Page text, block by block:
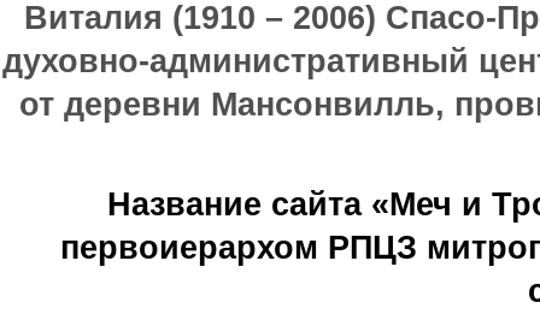
Виталия (1910 – 2006) Спасо-
духовно-административный
от деревни Мансонвилль,
Название сайта «Меч и
первоиерархом РПЦЗ